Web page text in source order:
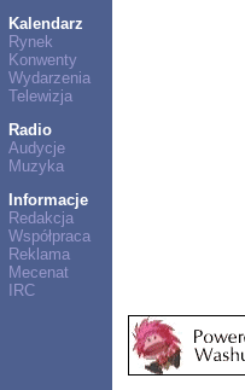
Kalendarz
Rynek
Konwenty
Wydarzenia
Telewizja
Radio
Audycje
Muzyka
Informacje
Redakcja
Współpraca
Reklama
Mecenat
IRC